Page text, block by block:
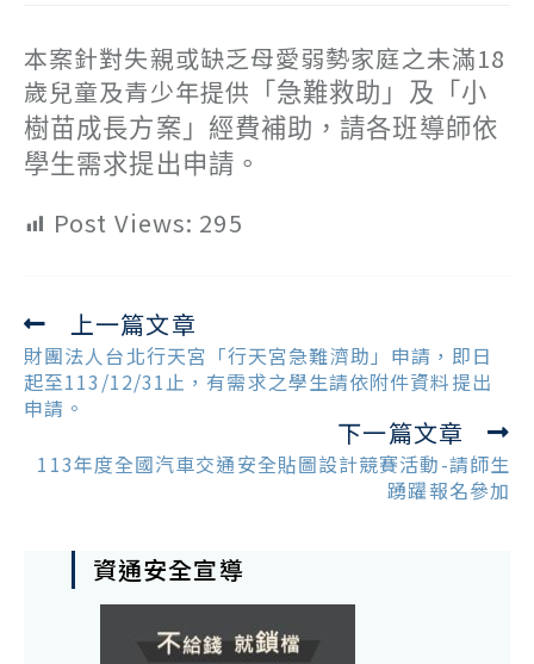
本案針對失親或缺乏母愛弱勢家庭之未滿18
歲兒童及青少年提供 「急難救助」及「小
樹苗成長方案」經費補助，請各班導師依
學生需求提出申請。
Post Views: 295
Read
more
articles
上一篇文章
財團法人台北行天宮「行天宮急難濟助」申請，即日
起至113/12/31止，有需求之學生請依附件資料提出
申請。
下一篇文章
113年度全國汽車交通安全貼圖設計競賽活動-請師生
踴躍報名參加
資通安全宣導